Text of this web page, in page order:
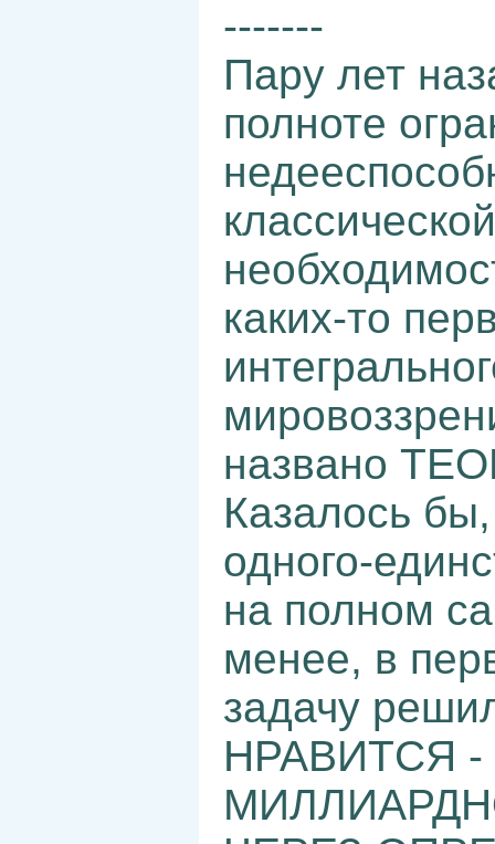
-------
Пару лет
полноте
каких-то
названо
Казалось
одного-
на полном
менее, в
задачу
НРАВИТСЯ